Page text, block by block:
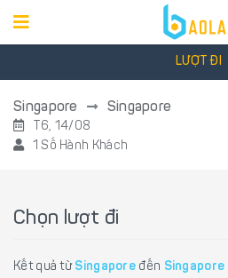
LƯỢT ĐI
Singapore Singapore
T6, 14/08
1 Số Hành Khách
Chọn lượt đi
Kết quả từ Singapore đến Singapore